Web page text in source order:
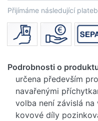
Přijímáme následující
Podrobnosti o
určena především
navařenými
volba není závislá
kovové díly